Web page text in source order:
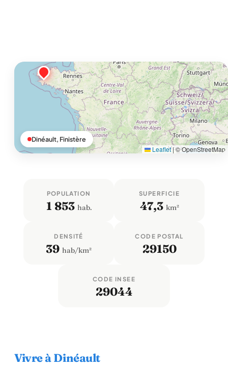
Leaflet |© OpenStreetMap
Dinéault, Finistère
POPULATION
1 853 hab.
SUPERFICIE
47,3 km²
DENSITÉ
39 hab/km²
CODE POSTAL
29150
CODE INSEE
29044
Vivre à Dinéault